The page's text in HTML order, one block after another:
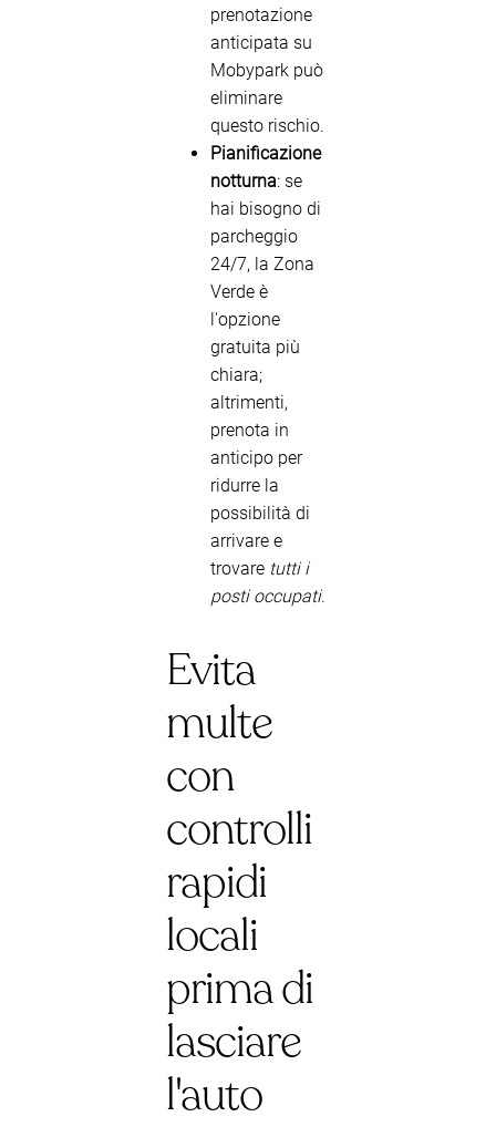
prenotazione
anticipata su
Mobypark può
eliminare
questo rischio.
Pianificazione
notturna: se
hai bisogno di
parcheggio
24/7, la Zona
Verde è
l'opzione
gratuita più
chiara;
altrimenti,
prenota in
anticipo per
ridurre la
possibilità di
arrivare e
trovare tutti i
posti occupati.
Evita
multe
con
controlli
rapidi
locali
prima di
lasciare
l'auto